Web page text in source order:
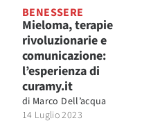
BENESSERE
Mieloma, terapie
rivoluzionarie e
comunicazione:
l’esperienza di
curamy.it
di Marco Dell’acqua
14 Luglio 2023